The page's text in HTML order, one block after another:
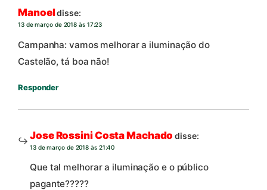
Manoeldisse:
13 de março de 2018 às 17:23
Campanha: vamos melhorar a iluminação do
Castelão, tá boa não!
Responder
Jose Rossini Costa Machado disse:
13 de março de 2018 às 21:40
Que tal melhorar a iluminação e o público
pagante?????